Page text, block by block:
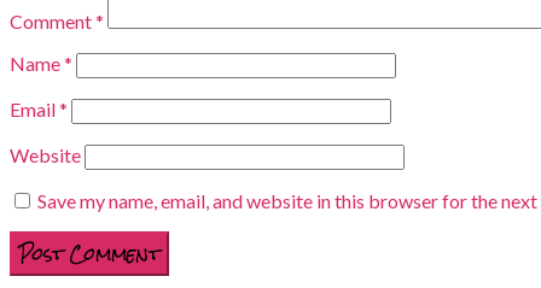
Comment*
Name*
Email*
Website
Save my name, email, and website in this browser for the